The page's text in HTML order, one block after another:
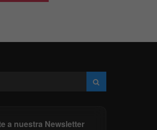
a nuestra Newsletter